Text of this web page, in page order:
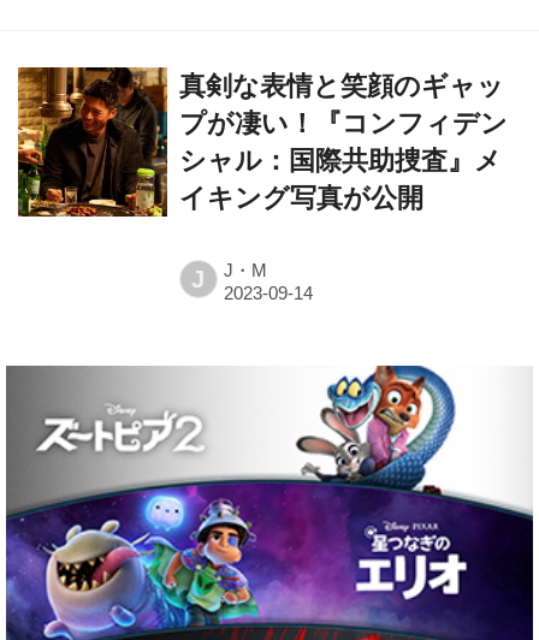
シャル：国際共助捜査』メ
イキング写真が公開
J J・M